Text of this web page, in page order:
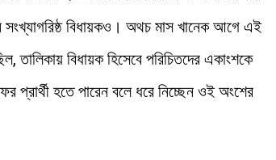
বিধায়কও। অথচ মাস খানেক আগে এই
তালিকায় বিধায়ক হিসেবে পরিচিতদের একাংশকে
প্রার্থী হতে পারেন বলে ধরে নিচ্ছেন ওই অংশের